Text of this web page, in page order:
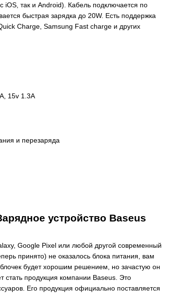
iOS, так и Android). Кабель подключается по
быстрая зарядка до 20W. Есть поддержка
Charge, Samsung Fast charge и других
15v 1.3A
и перезаряда
устройство Baseus
Google Pixel или любой другой современный
принято) не оказалось блока питания, вам
будет хорошим решением, но зачастую он
продукция компании Baseus. Это
Его продукция официально поставляется